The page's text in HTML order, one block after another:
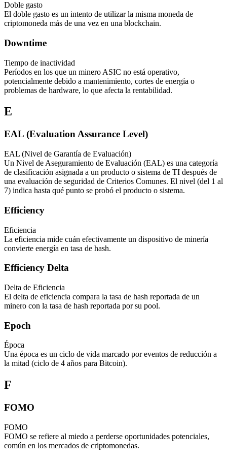
Doble gasto
El doble gasto es un intento de utilizar la misma moneda de
criptomoneda más de una vez en una blockchain.
Downtime
Tiempo de inactividad
Períodos en los que un minero ASIC no está operativo,
potencialmente debido a mantenimiento, cortes de energía o
problemas de hardware, lo que afecta la rentabilidad.
E
EAL (Evaluation Assurance Level)
EAL (Nivel de Garantía de Evaluación)
Un Nivel de Aseguramiento de Evaluación (EAL) es una categoría
de clasificación asignada a un producto o sistema de TI después de
una evaluación de seguridad de Criterios Comunes. El nivel (del 1 al
7) indica hasta qué punto se probó el producto o sistema.
Efficiency
Eficiencia
La eficiencia mide cuán efectivamente un dispositivo de minería
convierte energía en tasa de hash.
Efficiency Delta
Delta de Eficiencia
El delta de eficiencia compara la tasa de hash reportada de un
minero con la tasa de hash reportada por su pool.
Epoch
Época
Una época es un ciclo de vida marcado por eventos de reducción a
la mitad (ciclo de 4 años para Bitcoin).
F
FOMO
FOMO
FOMO se refiere al miedo a perderse oportunidades potenciales,
común en los mercados de criptomonedas.